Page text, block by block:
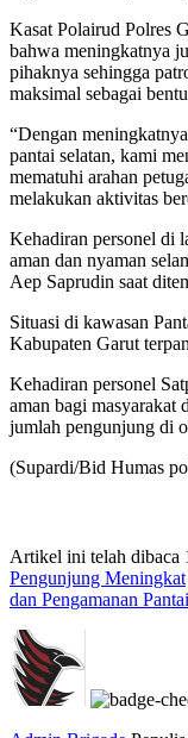
Kasat Polairud Polres
bahwa meningkatnya
pihaknya sehingga
maksimal sebagai
“Dengan
pantai selatan, kami
mematuhi arahan
melakukan aktivitas
Kehadiran personel di
aman dan nyaman
Aep Saprudin saat
Situasi di kawasan
Kabupaten Garut
Kehadiran personel
aman bagi masyarakat
jumlah pengunjung di
(Supardi/Bid Humas
Artikel ini telah dibaca
Pengunjung Meningkat
dan Pengamanan